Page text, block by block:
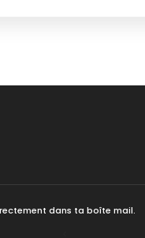
dans ta boîte mail.